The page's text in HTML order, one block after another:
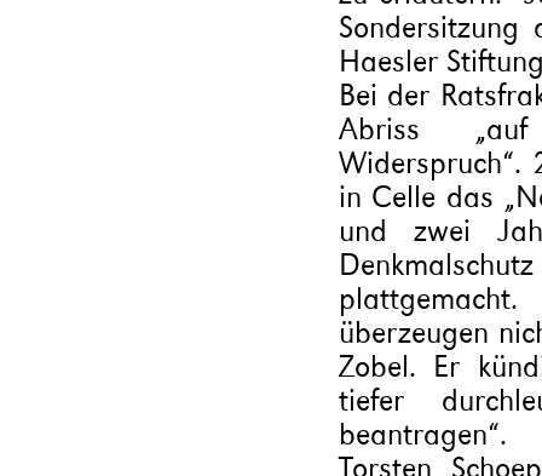
Haesler
Bei der
Abriss
Widerspruch“.
in Celle das
und zwei
überzeugen
Zobel. Er
tiefer
beantragen“.
Torsten